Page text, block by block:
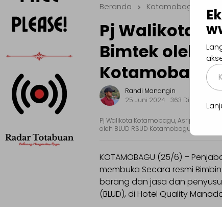
Beranda Kotamobagu
Pj Walikota
Bimtek oleh
Kotamobagu
Randi Manangin
25 Juni 2024
363 Dilihat
Pj Walikota Kotamobagu, Asripan
oleh BLUD RSUD Kotamobagu.
KOTAMOBAGU (25/6) –
membuka Secara resmi
barang dan jasa dan
(BLUD), di Hotel Quality